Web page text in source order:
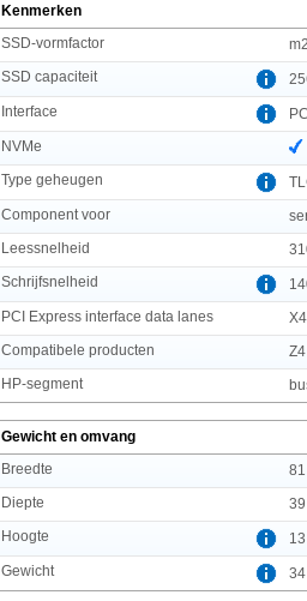
Kenmerken
SSD-vormfactor
SSD capaciteit
Interface
NVMe
Type geheugen
Component voor
Leessnelheid
Schrijfsnelheid
PCI Express interface data lanes
X4
Compatibele producten
HP-segment
Gewicht en omvang
Breedte
Diepte
Hoogte
Gewicht